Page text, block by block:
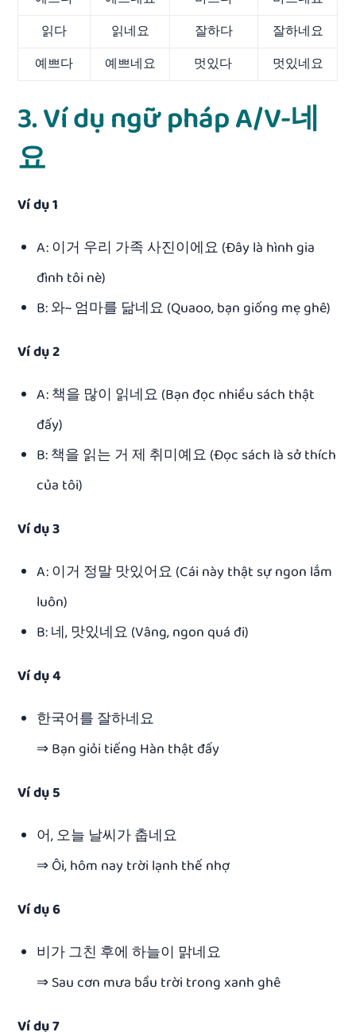
읽다
읽네요 잘하다
잘하네요
예쁘다
예쁘네요 멋있다 멋있네요
3. Ví dụ ngữ pháp A/V-네
요
Ví dụ 1
A: 이거 우리 가족 사진이에요 (Đây là hình gia
đình tôi nè)
B: 와~ 엄마를 닮네요 (Quaoo, bạn giống mẹ ghê)
Ví dụ 2
A: 책을 많이 읽네요 (Bạn đọc nhiều sách thật
đấy)
B: 책을 읽는 거 제 취미예요 (Đọc sách là sở thích
của tôi)
Ví dụ 3
A: 이거 정말 맛있어요 (Cái này thật sự ngon lắm
luôn)
B: 네, 맛있네요 (Vâng, ngon quá đi)
Ví dụ 4
한국어를 잘하네요
⇒ Bạn giỏi tiếng Hàn thật đấy
Ví dụ 5
어, 오늘 날씨가 춥네요
⇒ Ôi, hôm nay trời lạnh thế nhợ
Ví dụ 6
비가 그친 후에 하늘이 맑네요
⇒ Sau cơn mưa bầu trời trong xanh ghê
Ví dụ 7